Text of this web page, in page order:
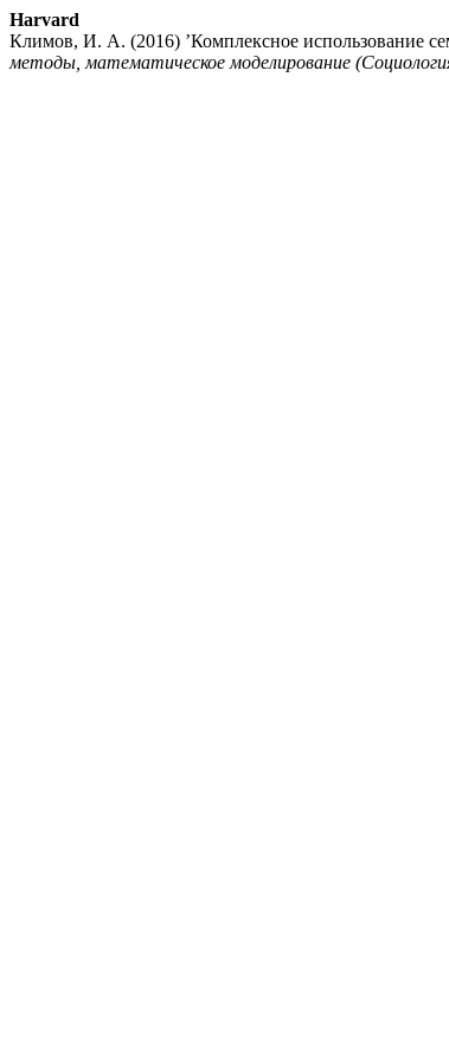
Harvard
Климов, И. А. (2016) ’Комплексное использование
методы, математическое моделирование